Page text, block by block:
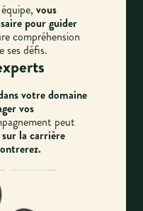
vous
pour guider
compréhension
ses défis.
votre domaine
vos
peut
la carrière